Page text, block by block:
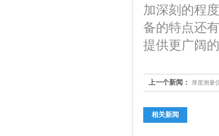
加深刻的程
备的特点还
提供更广阔
上一个新闻： 厚度测量
相关新闻